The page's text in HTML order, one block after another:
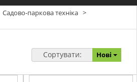
Садово-паркова техніка >
Сортувати: Нові